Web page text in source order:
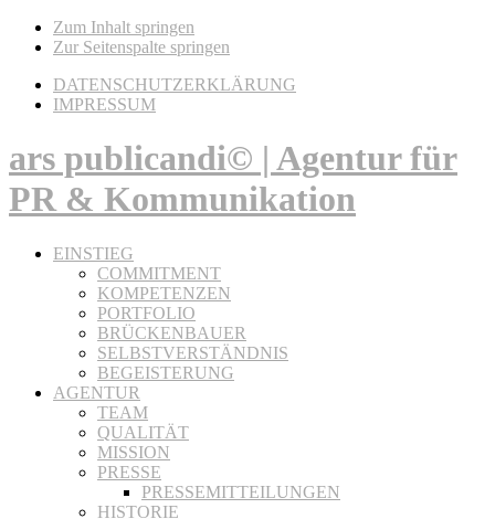
Zum Inhalt springen
Zur Seitenspalte springen
DATENSCHUTZERKLÄRUNG
IMPRESSUM
ars publicandi© | Agentur für
PR & Kommunikation
EINSTIEG
COMMITMENT
KOMPETENZEN
PORTFOLIO
BRÜCKENBAUER
SELBSTVERSTÄNDNIS
BEGEISTERUNG
AGENTUR
TEAM
QUALITÄT
MISSION
PRESSE
PRESSEMITTEILUNGEN
HISTORIE